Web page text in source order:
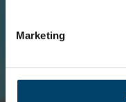
Marketing